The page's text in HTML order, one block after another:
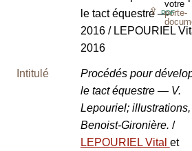
votre
porte-
⇪PDF
le tact équestre —
2016 / LEPOURIEL
2016
Intitulé
Procédés pour
le tact équestre — V.
Lepouriel;
Benoist-Gironière. /
LEPOURIEL Vital et